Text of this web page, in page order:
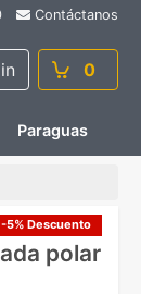
Contáctanos
0
Paraguas
-5% Descuento
polar